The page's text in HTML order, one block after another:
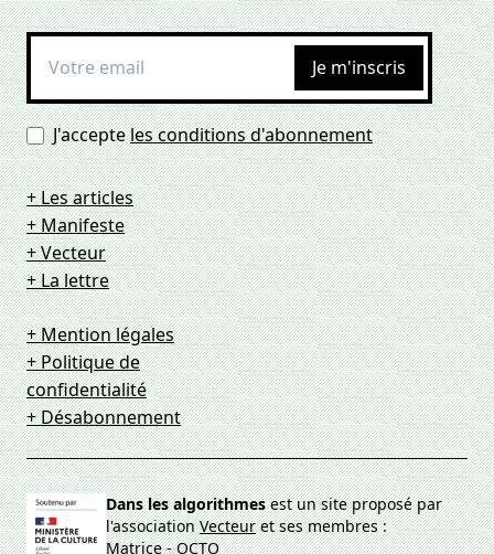
Je m'inscris
J'accepteles conditions d'abonnement
+ Les articles
+ Manifeste
+ Vecteur
+ La lettre
+ Mention légales
+ Politique de
confidentialité
+ Désabonnement
Dans les algorithmesest un site proposé par
l'associationVecteuret ses membres :
Matrice-OCTO